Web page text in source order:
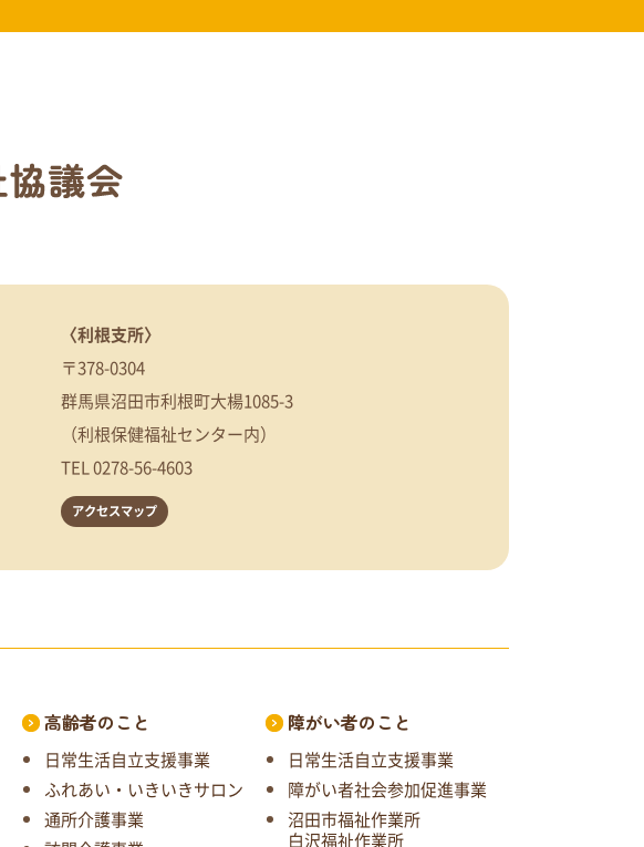
〈利根支所〉
〒378-0304
群馬県沼田市利根町大楊1085-3
（利根保健福祉センター内）
TEL0278-56-4603
アクセスマップ
高齢者のこと
日常生活自立支援事業
ふれあい・いきいきサロン
通所介護事業
障がい者のこと
日常生活自立支援事業
障がい者社会参加促進事業
沼田市福祉作業所
白沢福祉作業所